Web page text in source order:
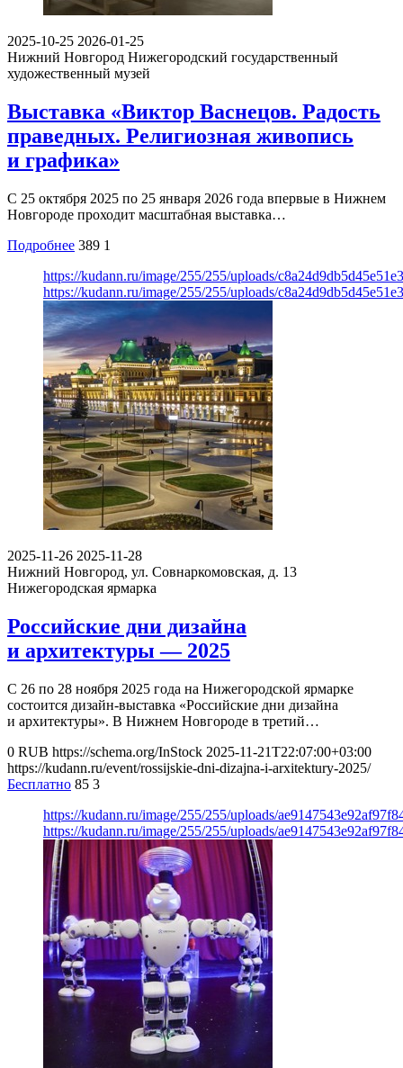
2025-10-25 2026-01-25
Нижний Новгород Нижегородский государственный
художественный музей
Выставка «Виктор Васнецов. Радость
праведных. Религиозная живопись
и графика»
С 25 октября 2025 по 25 января 2026 года впервые в Нижнем
Новгороде проходит масштабная выставка…
Подробнее 389 1
https://kudann.ru/image/255/255/uploads/
https://kudann.ru/image/255/255/uploads/
2025-11-26 2025-11-28
Нижний Новгород, ул. Совнаркомовская, д. 13
Нижегородская ярмарка
Российские дни дизайна
и архитектуры — 2025
С 26 по 28 ноября 2025 года на Нижегородской ярмарке
состоится дизайн-выставка «Российские дни дизайна
и архитектуры». В Нижнем Новгороде в третий…
0 RUB https://schema.org/InStock 2025-11-21T22:07:00+03:00
https://kudann.ru/event/rossijskie-dni-dizajna-i-arxitektury-2025/
Бесплатно 85 3
https://kudann.ru/image/255/255/uploads/
https://kudann.ru/image/255/255/uploads/